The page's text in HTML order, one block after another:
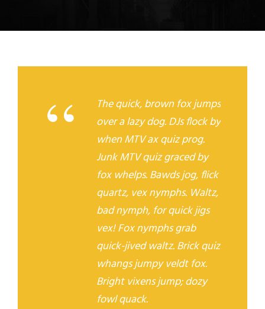
“
The quick, brown fox jumps
over a lazy dog. DJs flock by
when MTV ax quiz prog.
Junk MTV quiz graced by
fox whelps. Bawds jog, flick
quartz, vex nymphs. Waltz,
bad nymph, for quick jigs
vex! Fox nymphs grab
quick-jived waltz. Brick quiz
whangs jumpy veldt fox.
Bright vixens jump; dozy
fowl quack.